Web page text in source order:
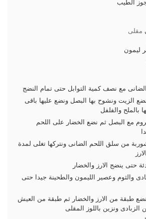
الطيب
مقلى
ليمون
مع نصف كمية التوابل حتى تمام النضج
الزيت ونشوح بها البصل ونضع عليها باقى
بالملح والفلفل
مع البصل ثم نضع الخضار على اللحم
شوربة من سلق اللحم الضانى ونتركها تغلى لمدة
حتى ينضج الارز والخضار
والثوم وعصير الليمون والطحينة جيدا حتى
طبقة من الارز والخضار ثم طبقة من العيش
ونزين باللوز المقلى